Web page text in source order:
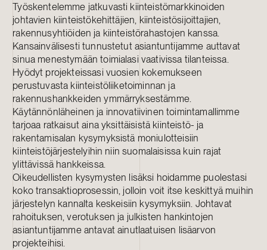
Työskentelemme jatkuvasti kiinteistömarkkinoiden
johtavien kiinteistökehittäjien, kiinteistösijoittajien,
rakennusyhtiöiden ja kiinteistörahastojen kanssa.
Kansainvälisesti tunnustetut asiantuntijamme auttavat
sinua menestymään toimialasi vaativissa tilanteissa.
Hyödyt projekteissasi vuosien kokemukseen
perustuvasta kiinteistöliiketoiminnan ja
rakennushankkeiden ymmärryksestämme.
Käytännönläheinen ja innovatiivinen toimintamallimme
tarjoaa ratkaisut aina yksittäisistä kiinteistö- ja
rakentamisalan kysymyksistä moniulotteisiin
kiinteistöjärjestelyihin niin suomalaisissa kuin rajat
ylittävissä hankkeissa.
Oikeudellisten kysymysten lisäksi hoidamme puolestasi
koko transaktioprosessin, jolloin voit itse keskittyä muihin
järjestelyn kannalta keskeisiin kysymyksiin. Johtavat
rahoituksen, verotuksen ja julkisten hankintojen
asiantuntijamme antavat ainutlaatuisen lisäarvon
projekteihisi.